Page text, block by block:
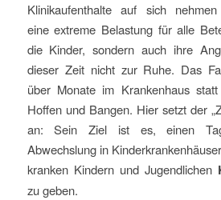
Klinikaufenthalte auf sich
eine extreme Belastung für alle
die Kinder, sondern auch ihre
dieser Zeit nicht zur Ruhe. Das
über Monate im Krankenhaus
Hoffen und Bangen. Hier setzt der
an: Sein Ziel ist es, einen
Abwechslung in
kranken Kindern und Jugendlichen
zu geben.